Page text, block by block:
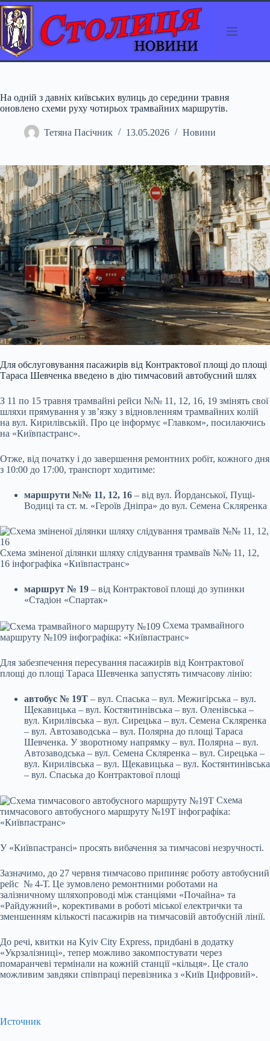
Перейти
до
вмісту
На одній з давніх київських вулиць до середини травня
оновлено схеми руху чотирьох трамвайних маршрутів.
Тетяна Пасічник 13.05.2026 Новини
Для обслуговування пасажирів від Контрактової площі до площі
Тараса Шевченка введено в дію тимчасовий автобусний шлях
З 11 по 15 травня трамвайні рейси №№ 11, 12, 16, 19 змінять свої
шляхи прямування у зв’язку з відновленням трамвайних колій
на вул. Кирилівській. Про це інформує «Главком», посилаючись
на «Київпастранс».
Отже, від початку і до завершення ремонтних робіт, кожного дня
з 10:00 до 17:00, транспорт ходитиме:
маршрути №№ 11, 12, 16 – від вул. Йорданської, Пущі-
Водиці та ст. м. «Героїв Дніпра» до вул. Семена Скляренка
Схема зміненої ділянки шляху слідування трамваїв №№ 11, 12,
16 інфографіка «Київпастранс»
маршрут № 19 – від Контрактової площі до зупинки
«Стадіон «Спартак»
Схема трамвайного
маршруту №109 інфографіка: «Київпастранс»
Для забезпечення пересування пасажирів від Контрактової
площі до площі Тараса Шевченка запустять тимчасову лінію:
автобус № 19Т – вул. Спаська – вул. Межигірська – вул.
Щекавицька – вул. Костянтинівська – вул. Оленівська –
вул. Кирилівська – вул. Сирецька – вул. Семена Скляренка
– вул. Автозаводська – вул. Полярна до площі Тараса
Шевченка. У зворотному напрямку – вул. Полярна – вул.
Автозаводська – вул. Семена Скляренка – вул. Сирецька –
вул. Кирилівська – вул. Щекавицька – вул. Костянтинівська
– вул. Спаська до Контрактової площі
Схема
тимчасового автобусного маршруту №19Т інфографіка:
«Київпастранс»
У «Київпастрансі» просять вибачення за тимчасові незручності.
Зазначимо, до 27 червня тимчасово припиняє роботу автобусний
рейс № 4-Т. Це зумовлено ремонтними роботами на
залізничному шляхопроводі між станціями «Почайна» та
«Райдужний», корективами в роботі міської електрички та
зменшенням кількості пасажирів на тимчасовій автобусній лінії.
До речі, квитки на Kyiv City Express, придбані в додатку
«Укрзалізниці», тепер можливо закомпостувати через
помаранчеві термінали на кожній станції «кільця». Це стало
можливим завдяки співпраці перевізника з «Київ Цифровий».
Источник